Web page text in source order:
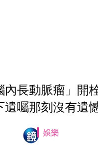
內長動脈瘤」
遺囑那刻沒有遺
娛樂